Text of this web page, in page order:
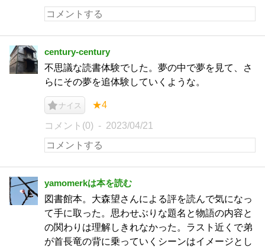
century-century
不思議な読書体験でした。夢の中で夢を見て、さ
らにその夢を追体験していくような。
ナイス ★4
コメント(0) 2023/04/21
yamomerkは本を読む
図書館本。大森望さんによる評を読んで気になっ
て手に取った。思わせぶりな題名と物語の内容と
の関わりは理解しきれなかった。ラスト近くで弟
が首長竜の背に乗っていくシーンはイメージとし